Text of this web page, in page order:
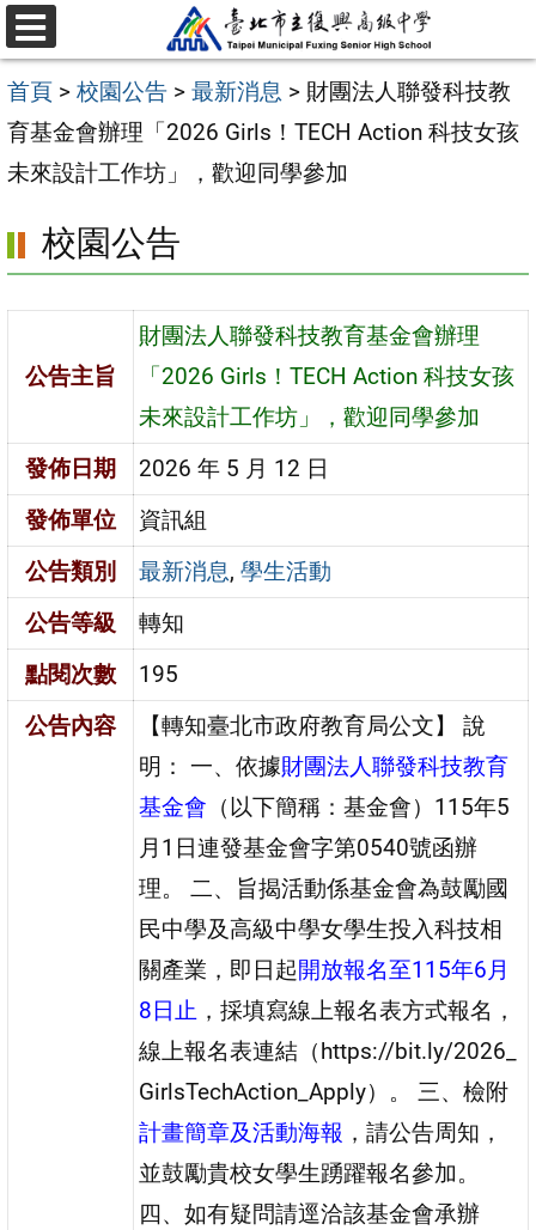
跳
至
主
要
內
區
選
單
首頁 > 校園公告 > 最新消息 > 財團法人聯發科技教
育基金會辦理「2026 Girls！TECH Action 科技女孩
未來設計工作坊」，歡迎同學參加
校園公告
公告主旨
財團法人聯發科技教育基金會辦理
「2026 Girls！TECH Action 科技女孩
未來設計工作坊」，歡迎同學參加
發佈日期
2026 年 5 月 12 日
發佈單位
資訊組
公告類別
最新消息,學生活動
公告等級
轉知
點閱次數
195
公告內容
【轉知臺北市政府教育局公文】 說
明： 一、依據財團法人聯發科技教育
基金會 （以下簡稱：基金會）115年5
月1日連發基金會字第0540號函辦
理。 二、旨揭活動係基金會為鼓勵國
民中學及高級中學女學生投入科技相
關產業，即日起開放報名至115年6月
8日止 ，採填寫線上報名表方式報名，
線上報名表連結（https://bit.ly/2026_
GirlsTechAction_Apply）。 三、檢附
計畫簡章及活動海報 ，請公告周知，
並鼓勵貴校女學生踴躍報名參加。
四、如有疑問請逕洽該基金會承辦